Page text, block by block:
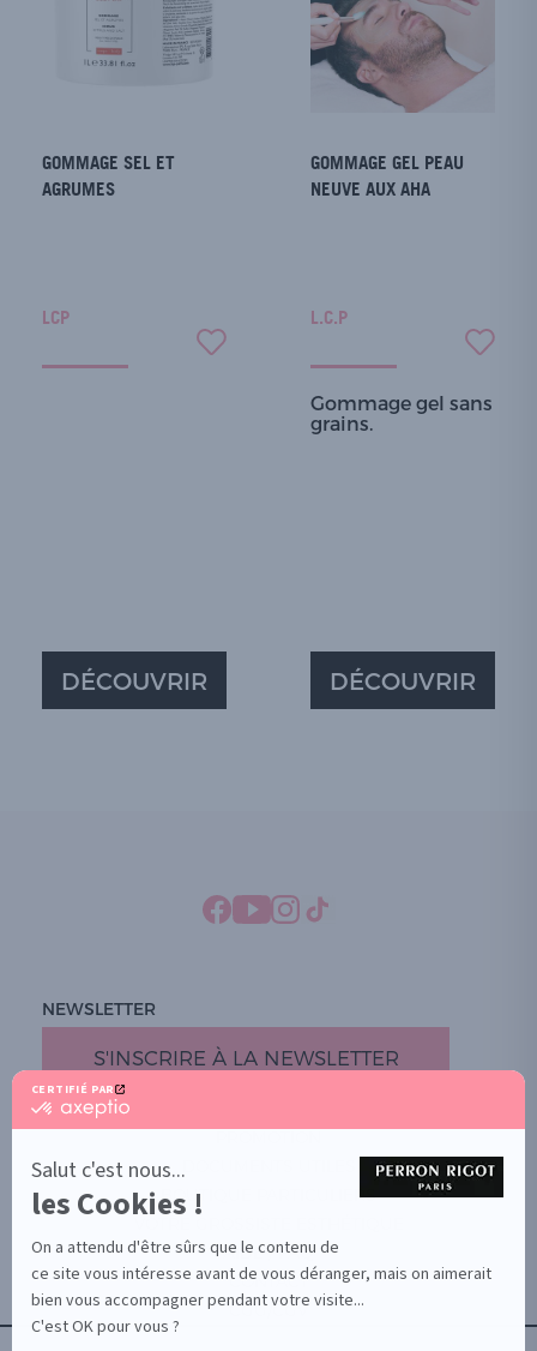
CERTIFIÉ PAR
certifié
En
savoir
plus
sur
Axeptio
Salut c'est nous...
les Cookies !
On a attendu d'être sûrs que le contenu de
ce site vous intéresse avant de vous déranger, mais on aimerait
bien vous accompagner pendant votre visite...
C'est OK pour vous ?
GOMMAGE SEL ET
AGRUMES
LCP
DÉCOUVRIR
GOMMAGE GEL PEAU
NEUVE AUX AHA
L.C.P
Gommage gel sans
grains.
DÉCOUVRIR
NEWSLETTER
S'INSCRIRE À LA NEWSLETTER
BOUTIQUE PARTICULIERS
AIDE / FAQ
CONTACT
CGU/CGV